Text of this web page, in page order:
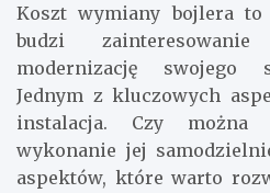
Koszt wymiany bojlera
budzi
modernizację swojego
Jednym z kluczowych
instalacja. Czy można
wykonanie jej
aspektów, które warto